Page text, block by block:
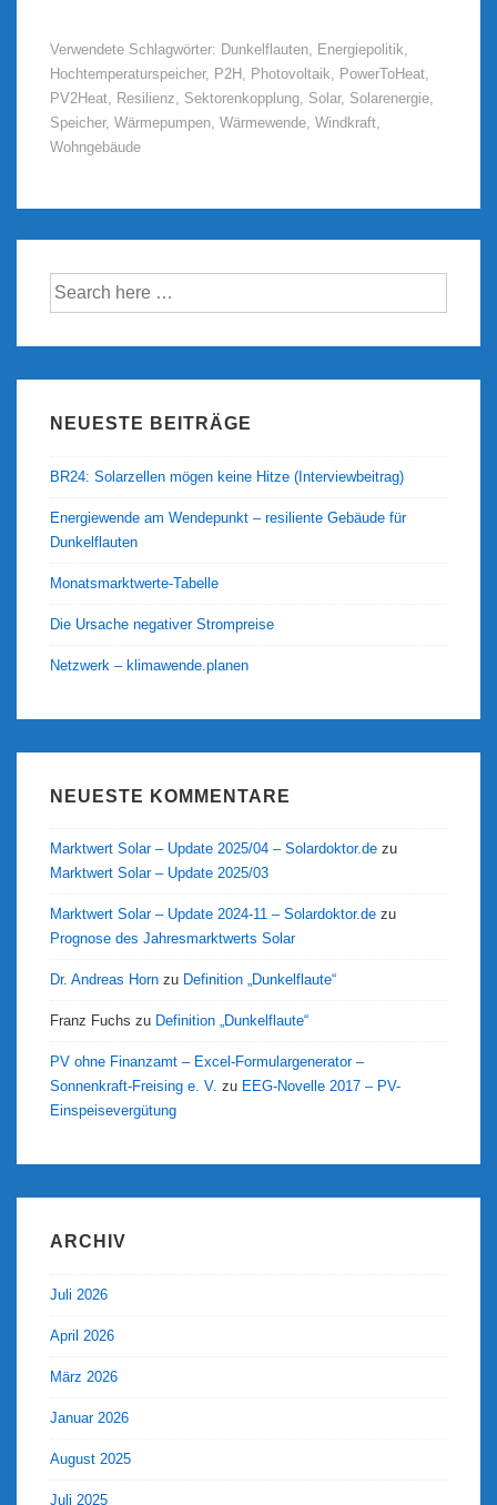
Wendepunkt
–
resiliente
Gebäude
Dunkelflauten
Verwendete Schlagwörter: Dunkelflauten, Energiepolitik,
Hochtemperaturspeicher, P2H , Photovoltaik, PowerToHeat,
PV2Heat, Resilienz, Sektorenkopplung, Solar, Solarenergie,
Speicher, Wärmepumpen, Wärmewende, Windkraft,
Wohngebäude
Suche
nach:
NEUESTE BEITRÄGE
BR24: Solarzellen mögen keine Hitze (Interviewbeitrag)
Energiewende am Wendepunkt – resiliente Gebäude für
Dunkelflauten
Monatsmarktwerte-Tabelle
Die Ursache negativer Strompreise
Netzwerk – klimawende.planen
NEUESTE KOMMENTARE
Marktwert Solar – Update 2025/04 – Solardoktor.de zu
Marktwert Solar – Update 2025/03
Marktwert Solar – Update 2024-11 – Solardoktor.de zu
Prognose des Jahresmarktwerts Solar
Dr. Andreas Horn zu Definition „Dunkelflaute“
Franz Fuchs zu Definition „Dunkelflaute“
PV ohne Finanzamt – Excel-Formulargenerator –
Sonnenkraft-Freising e. V. zu EEG-Novelle 2017 – PV-
Einspeisevergütung
ARCHIV
Juli 2026
April 2026
März 2026
Januar 2026
August 2025
Juli 2025